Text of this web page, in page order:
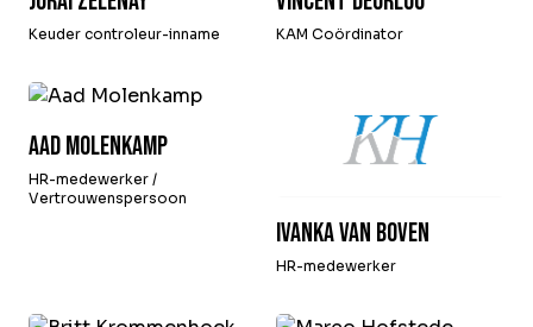
Keuder controleur-inname KAM Coördinator
Aad Molenkamp
HR-medewerker /
Vertrouwenspersoon
Ivanka van Boven
HR-medewerker